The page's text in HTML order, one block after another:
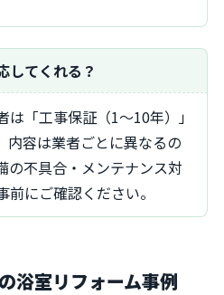
してくれる？
内容は業者ごとに異なるの
の不具合・メンテナンス対
にご確認ください。
浴室リフォーム事例